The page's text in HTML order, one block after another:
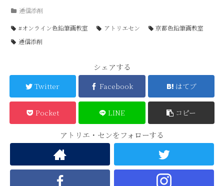
通信添削
#オンライン色鉛筆画教室 アトリエセン
京都色鉛筆画教室
通信添削
シェアする
Twitter Facebook はてブ
Pocket LINE コピー
アトリエ・センをフォローする